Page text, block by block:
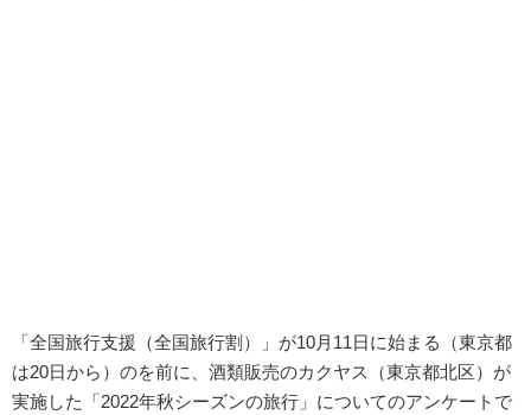
「全国旅行支援（全国旅行割）」が10月11日に始まる（東京都
は20日から）のを前に、酒類販売のカクヤス（東京都北区）が
実施した「2022年秋シーズンの旅行」についてのアンケートで